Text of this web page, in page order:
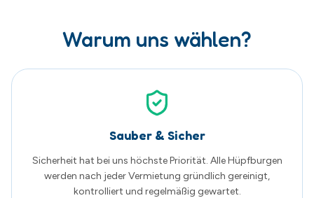
Viele unserer Hüpfburgen wurden speziell für uns
Event zu einem echten Highlight mit einzigartigem
Erlebnisfaktor.